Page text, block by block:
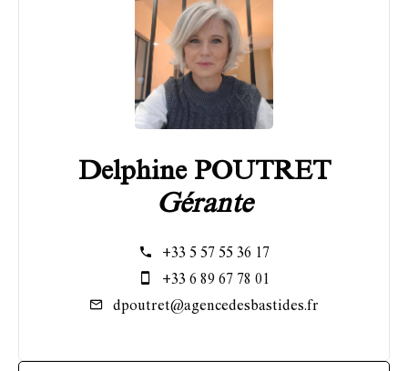
Delphine POUTRET
Gérante
+33 5 57 55 36 17
+33 6 89 67 78 01
dpoutret@agencedesbastides.fr